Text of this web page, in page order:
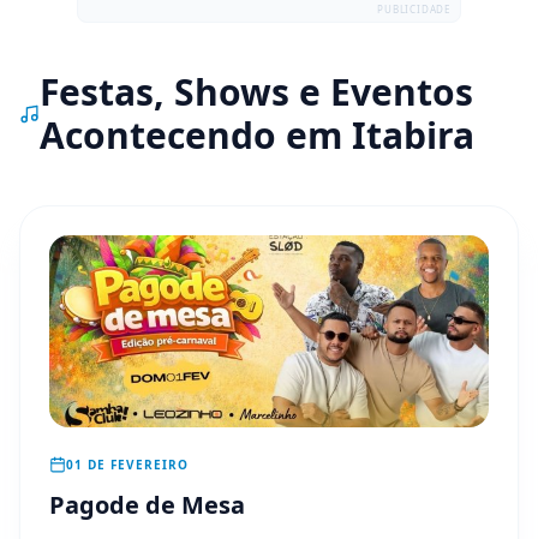
PUBLICIDADE
Festas, Shows e Eventos
Acontecendo em Itabira
01 DE FEVEREIRO
Pagode de Mesa